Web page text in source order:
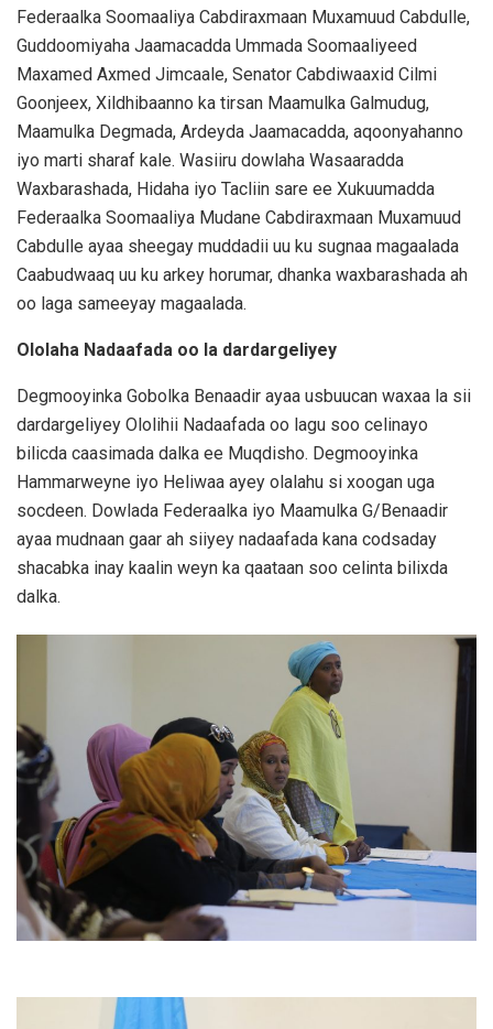
Federaalka Soomaaliya Cabdiraxmaan Muxamuud Cabdulle,
Guddoomiyaha Jaamacadda Ummada Soomaaliyeed
Maxamed Axmed Jimcaale, Senator Cabdiwaaxid Cilmi
Goonjeex, Xildhibaanno ka tirsan Maamulka Galmudug,
Maamulka Degmada, Ardeyda Jaamacadda, aqoonyahanno
iyo marti sharaf kale. Wasiiru dowlaha Wasaaradda
Waxbarashada, Hidaha iyo Tacliin sare ee Xukuumadda
Federaalka Soomaaliya Mudane Cabdiraxmaan Muxamuud
Cabdulle ayaa sheegay muddadii uu ku sugnaa magaalada
Caabudwaaq uu ku arkey horumar, dhanka waxbarashada ah
oo laga sameeyay magaalada.
Ololaha Nadaafada oo la dardargeliyey
Degmooyinka Gobolka Benaadir ayaa usbuucan waxaa la sii
dardargeliyey Ololihii Nadaafada oo lagu soo celinayo
bilicda caasimada dalka ee Muqdisho. Degmooyinka
Hammarweyne iyo Heliwaa ayey olalahu si xoogan uga
socdeen. Dowlada Federaalka iyo Maamulka G/Benaadir
ayaa mudnaan gaar ah siiyey nadaafada kana codsaday
shacabka inay kaalin weyn ka qaataan soo celinta bilixda
dalka.